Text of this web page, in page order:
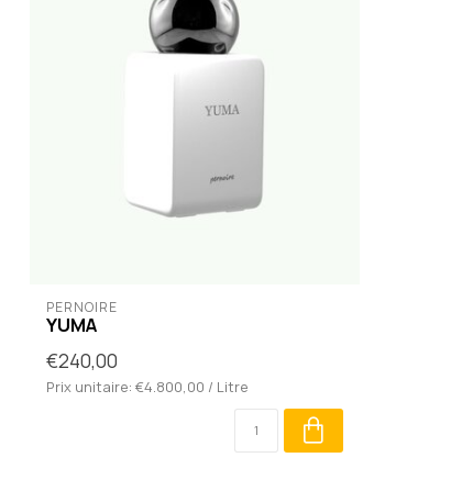
PERNOIRE
YUMA
€240,00
Prix unitaire: €4.800,00 / Litre